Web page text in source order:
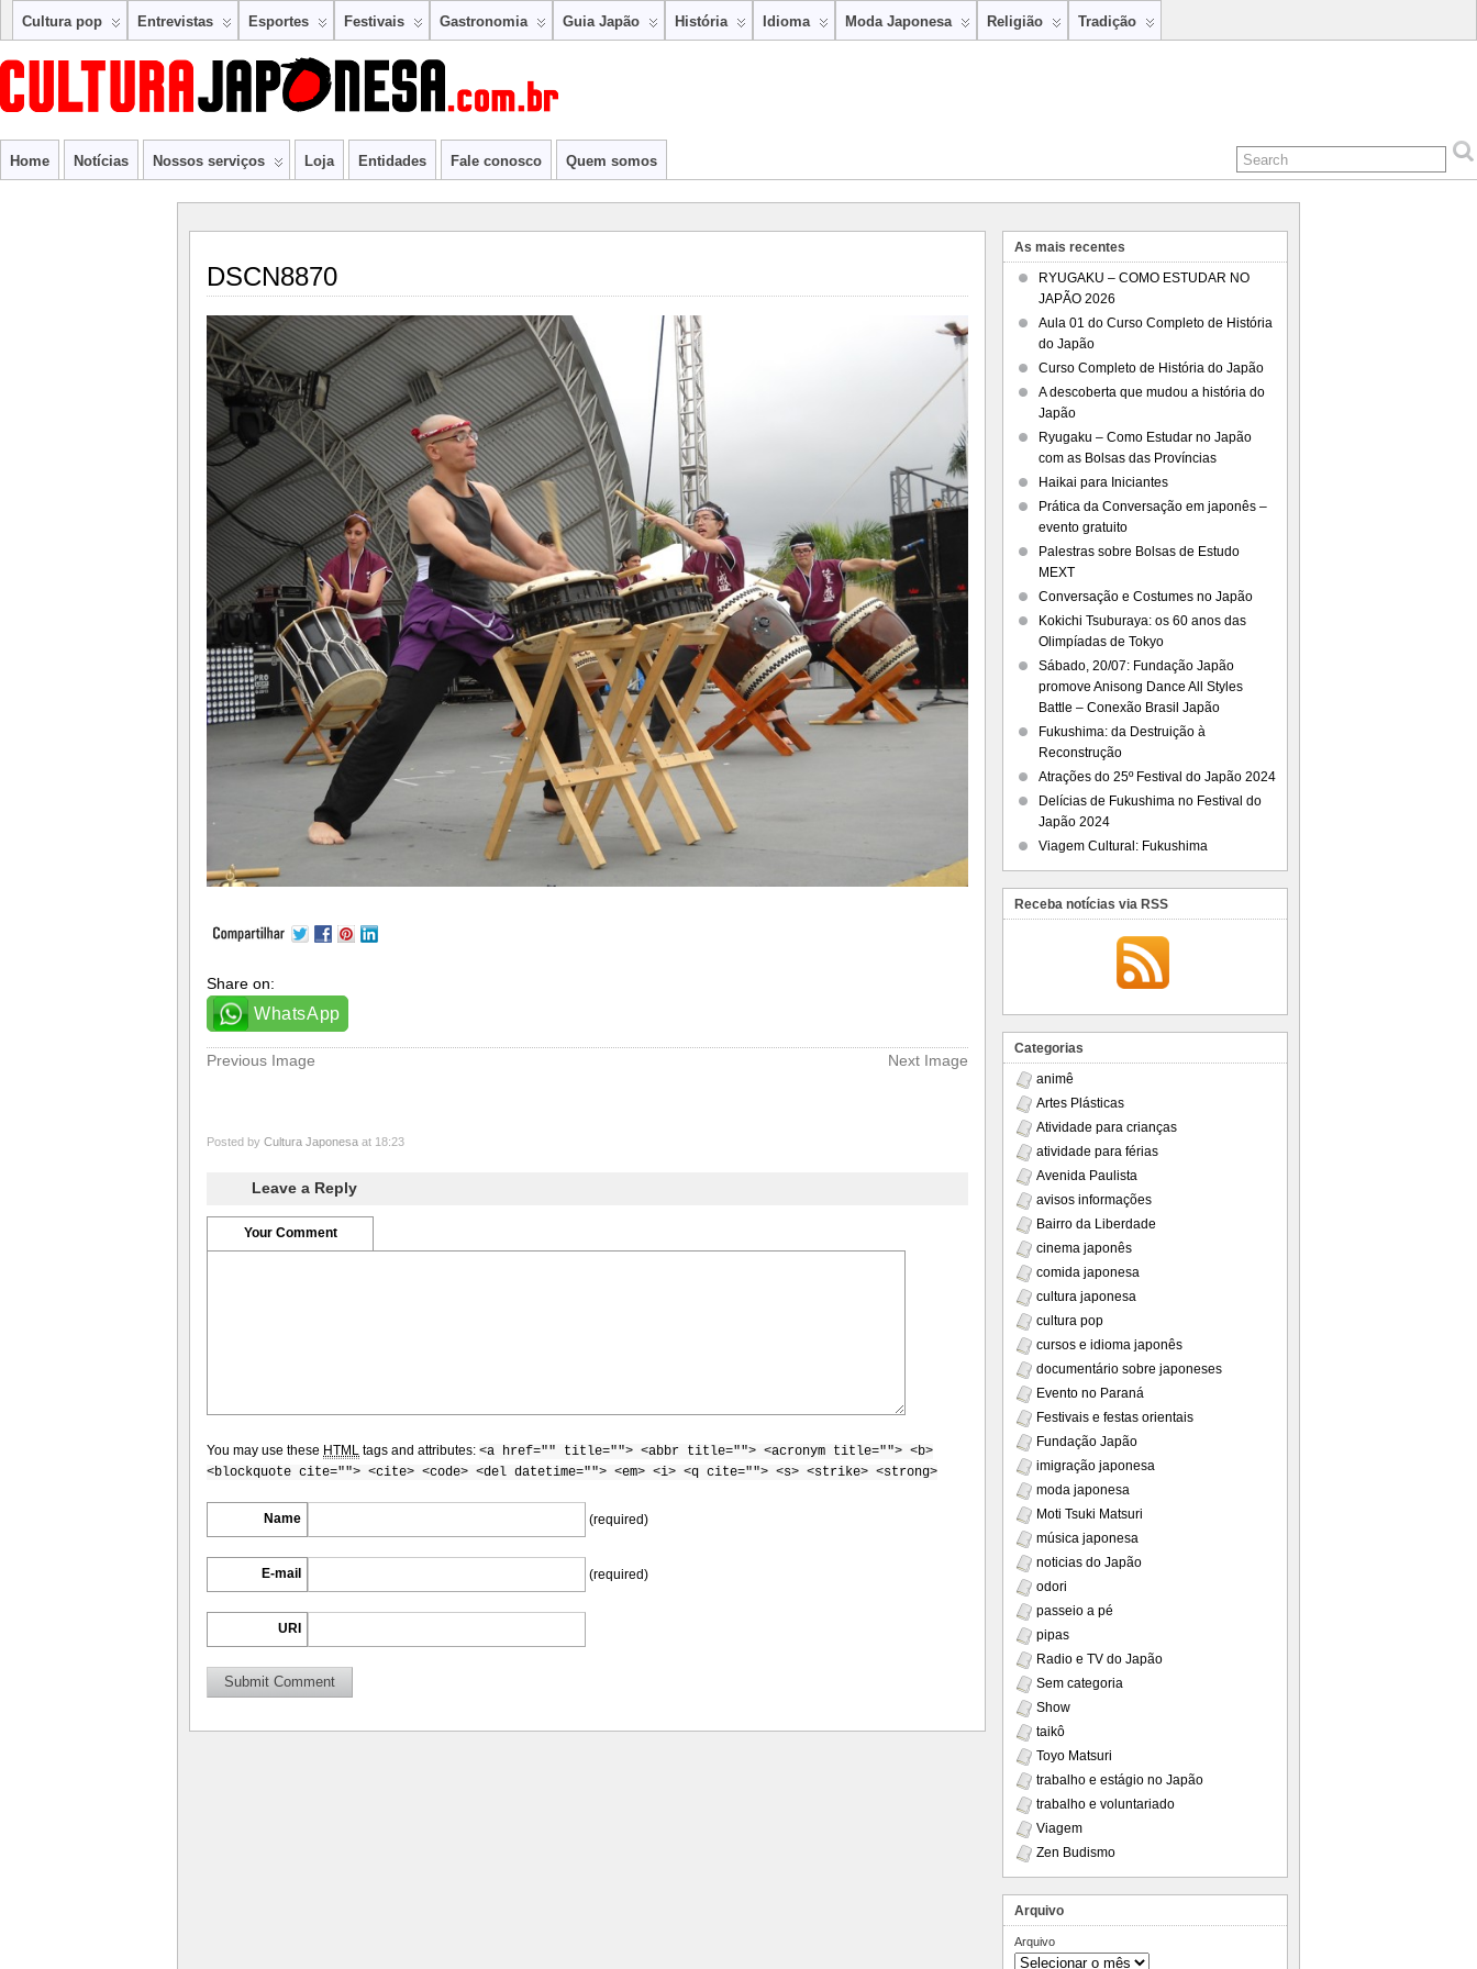
Cultura pop Entrevistas Esportes Festivais Gastronomia Guia Japão História Idioma Moda Japonesa Religião Tradição
Home Notícias Nossos serviços Loja Entidades Fale conosco Quem somos
DSCN8870
Share on:
WhatsApp
Previous Image Next Image
Posted by Cultura Japonesa at 18:23
Leave a Reply
Your Comment
You may use these HTML tags and attributes: <a href="" title=""> <abbr title=""> <acronym title=""> <b>
<blockquote cite=""> <cite> <code> <del datetime=""> <em> <i> <q cite=""> <s> <strike> <strong>
Name (required)
E-mail (required)
URI
As mais recentes
RYUGAKU – COMO ESTUDAR NO
JAPÃO 2026
Aula 01 do Curso Completo de História
do Japão
Curso Completo de História do Japão
A descoberta que mudou a história do
Japão
Ryugaku – Como Estudar no Japão
com as Bolsas das Províncias
Haikai para Iniciantes
Prática da Conversação em japonês –
evento gratuito
Palestras sobre Bolsas de Estudo
MEXT
Conversação e Costumes no Japão
Kokichi Tsuburaya: os 60 anos das
Olimpíadas de Tokyo
Sábado, 20/07: Fundação Japão
promove Anisong Dance All Styles
Battle – Conexão Brasil Japão
Fukushima: da Destruição à
Reconstrução
Atrações do 25º Festival do Japão 2024
Delícias de Fukushima no Festival do
Japão 2024
Viagem Cultural: Fukushima
Receba notícias via RSS
Categorias
animê
Artes Plásticas
Atividade para crianças
atividade para férias
Avenida Paulista
avisos informações
Bairro da Liberdade
cinema japonês
comida japonesa
cultura japonesa
cultura pop
cursos e idioma japonês
documentário sobre japoneses
Evento no Paraná
Festivais e festas orientais
Fundação Japão
imigração japonesa
moda japonesa
Moti Tsuki Matsuri
música japonesa
noticias do Japão
odori
passeio a pé
pipas
Radio e TV do Japão
Sem categoria
Show
taikô
Toyo Matsuri
trabalho e estágio no Japão
trabalho e voluntariado
Viagem
Zen Budismo
Arquivo
Arquivo